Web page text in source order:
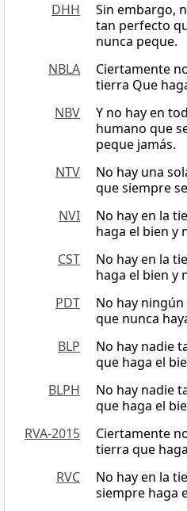
DHH
Sin embargo,
tan perfecto
nunca peque.
NBLA
Ciertamente
tierra Que
NBV
Y no hay en
humano que
peque jamás.
NTV
No hay una
que siempre
NVI
No hay en la
haga el bien y
CST
No hay en la
haga el bien y
PDT
No hay
que nunca
BLP
No hay nadie
que haga el
BLPH
No hay nadie
que haga el
RVA-2015
Ciertamente
tierra que
RVC
No hay en la
siempre haga